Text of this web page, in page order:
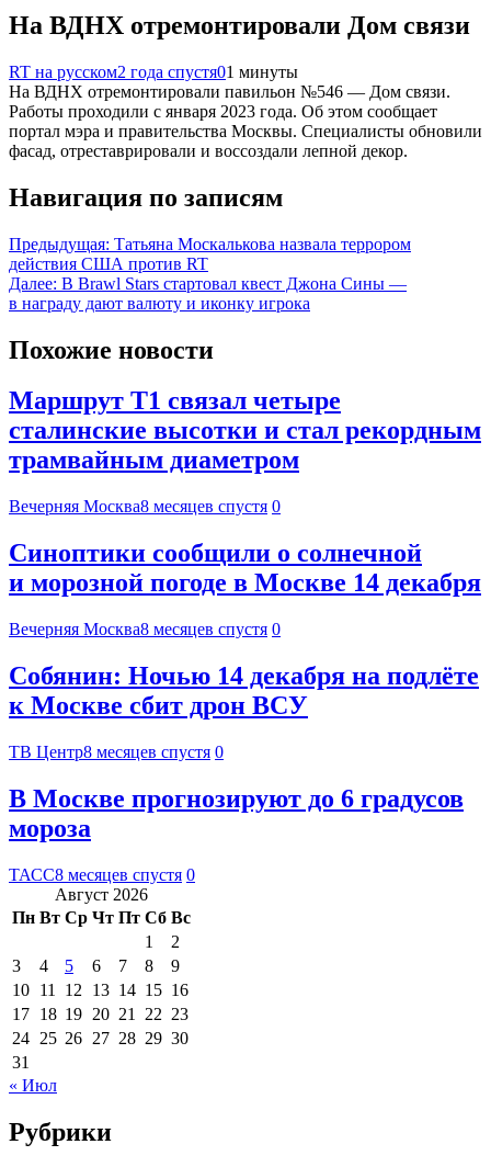
На ВДНХ отремонтировали Дом связи
RT на русском2 года спустя01 минуты
На ВДНХ отремонтировали павильон №546 — Дом связи.
Работы проходили с января 2023 года. Об этом сообщает
портал мэра и правительства Москвы. Специалисты обновили
фасад, отреставрировали и воссоздали лепной декор.
Навигация по записям
Предыдущая: Татьяна Москалькова назвала террором
действия США против RT
Далее: В Brawl Stars стартовал квест Джона Сины —
в награду дают валюту и иконку игрока
Похожие новости
Маршрут Т1 связал четыре
сталинские высотки и стал рекордным
трамвайным диаметром
Вечерняя Москва8 месяцев спустя 0
Синоптики сообщили о солнечной
и морозной погоде в Москве 14 декабря
Вечерняя Москва8 месяцев спустя 0
Собянин: Ночью 14 декабря на подлёте
к Москве сбит дрон ВСУ
ТВ Центр8 месяцев спустя 0
В Москве прогнозируют до 6 градусов
мороза
ТАСС8 месяцев спустя 0
Август 2026
Пн Вт Ср Чт Пт Сб Вс
1
2
3
4 5 6 7 8
9
10 11 12 13 14 15 16
17 18 19 20 21 22 23
24 25 26 27 28 29 30
31
« Июл
Рубрики